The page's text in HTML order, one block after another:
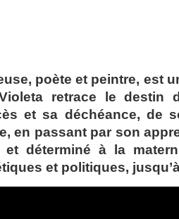
poète et peintre, est
retrace le destin
et sa déchéance, de
en passant par son
déterminé à la
et politiques,